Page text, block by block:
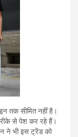
तक सीमित नहीं है।
से पेश कर रहे हैं।
ने भी इस ट्रेंड को